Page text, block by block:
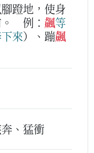
蹬地，使身
例： 飆等
下來）、蹦飆
、猛衝